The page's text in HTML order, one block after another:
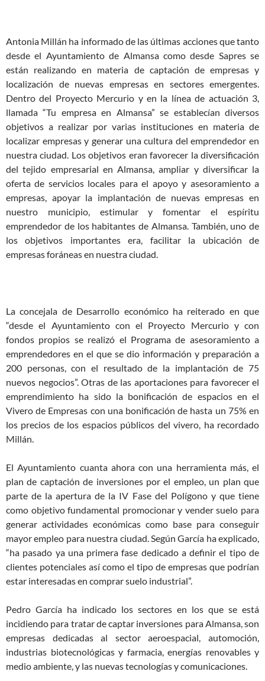
Antonia Millán ha informado de las últimas acciones que tanto
desde el Ayuntamiento de Almansa como desde Sapres se
están realizando en materia de captación de empresas y
localización de nuevas empresas en sectores emergentes.
Dentro del Proyecto Mercurio y en la línea de actuación 3,
llamada “Tu empresa en Almansa” se establecían diversos
objetivos a realizar por varias instituciones en materia de
localizar empresas y generar una cultura del emprendedor en
nuestra ciudad. Los objetivos eran favorecer la diversificación
del tejido empresarial en Almansa, ampliar y diversificar la
oferta de servicios locales para el apoyo y asesoramiento a
empresas, apoyar la implantación de nuevas empresas en
nuestro municipio, estimular y fomentar el espíritu
emprendedor de los habitantes de Almansa. También, uno de
los objetivos importantes era, facilitar la ubicación de
empresas foráneas en nuestra ciudad.
La concejala de Desarrollo económico ha reiterado en que
“desde el Ayuntamiento con el Proyecto Mercurio y con
fondos propios se realizó el Programa de asesoramiento a
emprendedores en el que se dio información y preparación a
200 personas, con el resultado de la implantación de 75
nuevos negocios”. Otras de las aportaciones para favorecer el
emprendimiento ha sido la bonificación de espacios en el
Vivero de Empresas con una bonificación de hasta un 75% en
los precios de los espacios públicos del vivero, ha recordado
Millán.
El Ayuntamiento cuanta ahora con una herramienta más, el
plan de captación de inversiones por el empleo, un plan que
parte de la apertura de la IV Fase del Polígono y que tiene
como objetivo fundamental promocionar y vender suelo para
generar actividades económicas como base para conseguir
mayor empleo para nuestra ciudad. Según García ha explicado,
“ha pasado ya una primera fase dedicado a definir el tipo de
clientes potenciales así como el tipo de empresas que podrían
estar interesadas en comprar suelo industrial”.
Pedro García ha indicado los sectores en los que se está
incidiendo para tratar de captar inversiones para Almansa, son
empresas dedicadas al sector aeroespacial, automoción,
industrias biotecnológicas y farmacia, energías renovables y
medio ambiente, y las nuevas tecnologías y comunicaciones.